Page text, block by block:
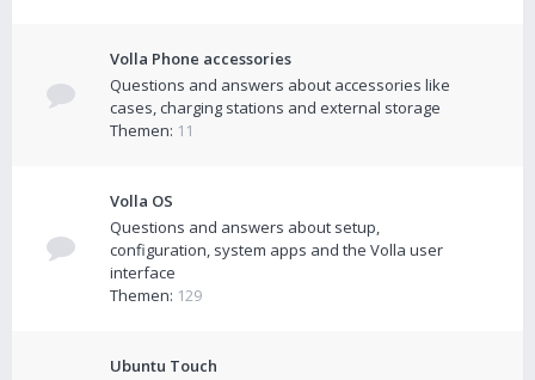
Volla Phone accessories
Questions and answers about accessories like
cases, charging stations and external storage
Themen: 11
Volla OS
Questions and answers about setup,
configuration, system apps and the Volla user
interface
Themen: 129
Ubuntu Touch